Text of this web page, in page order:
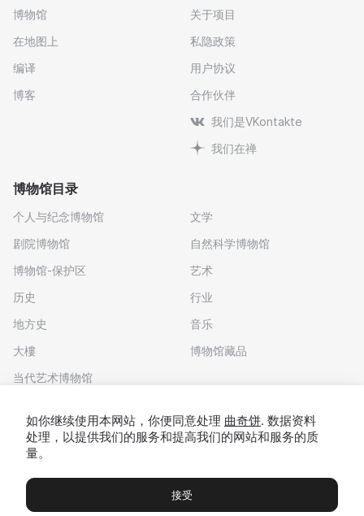
博物馆
在地图上
编译
博客
关于项目
私隐政策
用户协议
合作伙伴
我们是VKontakte
我们在禅
博物馆目录
个人与纪念博物馆
剧院博物馆
博物馆-保护区
历史
地方史
大樓
当代艺术博物馆
文学
自然科学博物馆
艺术
行业
音乐
博物馆藏品
博物馆 展览及展览 Чаты Вы
如你继续使用本网站，你便同意处理 曲奇饼. 数据资料
处理，以提供我们的服务和提高我们的网站和服务的质
量。
接受